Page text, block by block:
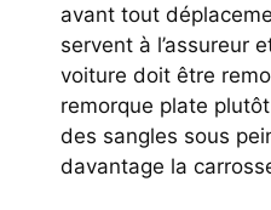
avant tout
servent à l’assureur
voiture doit être
remorque plate
des sangles sous
davantage la